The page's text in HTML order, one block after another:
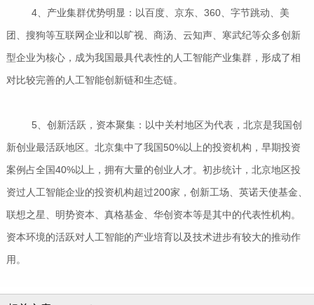
4、产业集群优势明显：以百度、京东、360、字节跳动、美
团、搜狗等互联网企业和以旷视、商汤、云知声、寒武纪等众多创新
型企业为核心，成为我国最具代表性的人工智能产业集群，形成了相
对比较完善的人工智能创新链和生态链。
5、创新活跃，资本聚集：以中关村地区为代表，北京是我国创
新创业最活跃地区。北京集中了我国50%以上的投资机构，早期投资
案例占全国40%以上，拥有大量的创业人才。初步统计，北京地区投
资过人工智能企业的投资机构超过200家，创新工场、英诺天使基金、
联想之星、明势资本、真格基金、华创资本等是其中的代表性机构。
资本环境的活跃对人工智能的产业培育以及技术进步有较大的推动作
用。